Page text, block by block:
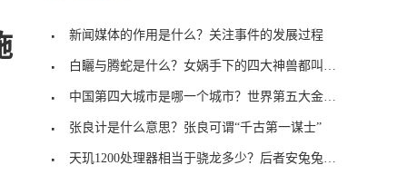
新闻媒体的作用是什么？关注事件的发展过程
白矖与腾蛇是什么？女娲手下的四大神兽都叫什么名字
中国第四大城市是哪一个城市？世界第五大金融中心是
张良计是什么意思？张良可谓“千古第一谋士”
天玑1200处理器相当于骁龙多少？后者安兔兔跑分为66